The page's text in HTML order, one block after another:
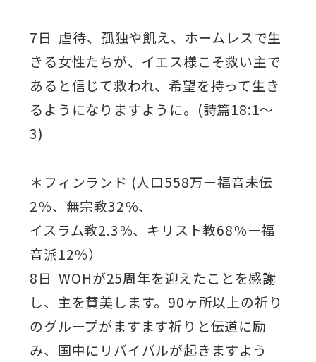
7日 虐待、孤独や飢え、ホームレスで生
きる女性たちが、イエス様こそ救い主で
あると信じて救われ、希望を持って生き
るようになりますように。(詩篇18:1～
3)
＊フィンランド (人口558万ー福音未伝
2％、無宗教32％、
イスラム教2.3％、キリスト教68％ー福
音派12％）
8日 WOHが25周年を迎えたことを感謝
し、主を賛美します。90ヶ所以上の祈り
のグループがますます祈りと伝道に励
み、国中にリバイバルが起きますよう